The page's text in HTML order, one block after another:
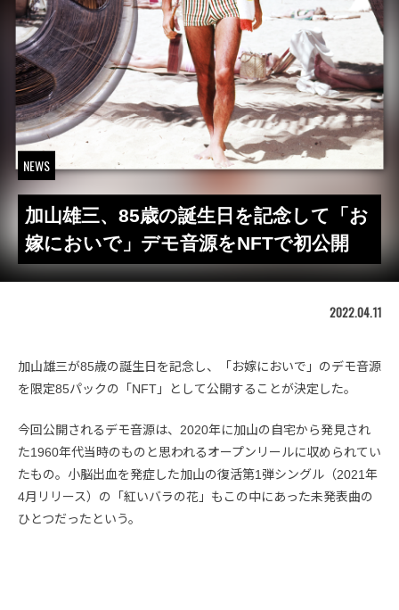
NEWS
加山雄三、85歳の誕生日を記念して「お
嫁においで」デモ音源をNFTで初公開
2022.04.11
加山雄三が85歳の誕生日を記念し、「お嫁においで」のデモ音源
を限定85パックの「NFT」として公開することが決定した。
今回公開されるデモ音源は、2020年に加山の自宅から発見され
た1960年代当時のものと思われるオープンリールに収められてい
たもの。小脳出血を発症した加山の復活第1弾シングル（2021年
4月リリース）の「紅いバラの花」もこの中にあった未発表曲の
ひとつだったという。